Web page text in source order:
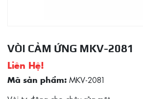
VÒI CẢM ỨNG MKV-2081
Liên Hệ!
Mã sản phẩm: MKV-2081